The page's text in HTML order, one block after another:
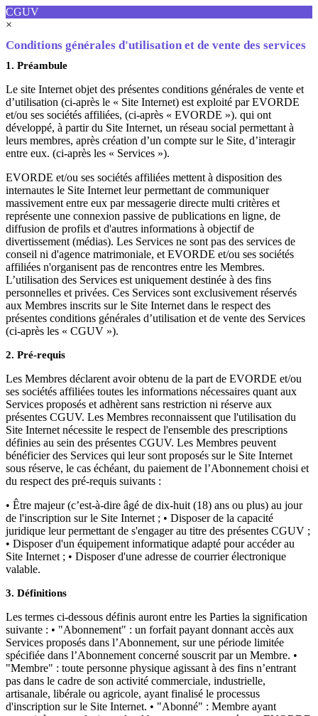
CGUV
×
Conditions générales d'utilisation et de vente des services
1. Préambule
Le site Internet objet des présentes conditions générales de vente et
d’utilisation (ci-après le « Site Internet) est exploité par EVORDE
et/ou ses sociétés affiliées, (ci-après « EVORDE »). qui ont
développé, à partir du Site Internet, un réseau social permettant à
leurs membres, après création d’un compte sur le Site, d’interagir
entre eux. (ci-après les « Services »).
EVORDE et/ou ses sociétés affiliées mettent à disposition des
internautes le Site Internet leur permettant de communiquer
massivement entre eux par messagerie directe multi critères et
représente une connexion passive de publications en ligne, de
diffusion de profils et d'autres informations à objectif de
divertissement (médias). Les Services ne sont pas des services de
conseil ni d'agence matrimoniale, et EVORDE et/ou ses sociétés
affiliées n'organisent pas de rencontres entre les Membres.
L’utilisation des Services est uniquement destinée à des fins
personnelles et privées. Ces Services sont exclusivement réservés
aux Membres inscrits sur le Site Internet dans le respect des
présentes conditions générales d’utilisation et de vente des Services
(ci-après les « CGUV »).
2. Pré-requis
Les Membres déclarent avoir obtenu de la part de EVORDE et/ou
ses sociétés affiliées toutes les informations nécessaires quant aux
Services proposés et adhèrent sans restriction ni réserve aux
présentes CGUV. Les Membres reconnaissent que l'utilisation du
Site Internet nécessite le respect de l'ensemble des prescriptions
définies au sein des présentes CGUV. Les Membres peuvent
bénéficier des Services qui leur sont proposés sur le Site Internet
sous réserve, le cas échéant, du paiement de l’Abonnement choisi et
du respect des pré-requis suivants :
• Être majeur (c’est-à-dire âgé de dix-huit (18) ans ou plus) au jour
de l'inscription sur le Site Internet ; • Disposer de la capacité
juridique leur permettant de s'engager au titre des présentes CGUV ;
• Disposer d'un équipement informatique adapté pour accéder au
Site Internet ; • Disposer d'une adresse de courrier électronique
valable.
3. Définitions
Les termes ci-dessous définis auront entre les Parties la signification
suivante : • "Abonnement" : un forfait payant donnant accès aux
Services proposés dans l’Abonnement, sur une période limitée
spécifiée dans l’Abonnement concerné souscrit par un Membre. •
"Membre" : toute personne physique agissant à des fins n’entrant
pas dans le cadre de son activité commerciale, industrielle,
artisanale, libérale ou agricole, ayant finalisé le processus
d'inscription sur le Site Internet. • "Abonné" : Membre ayant